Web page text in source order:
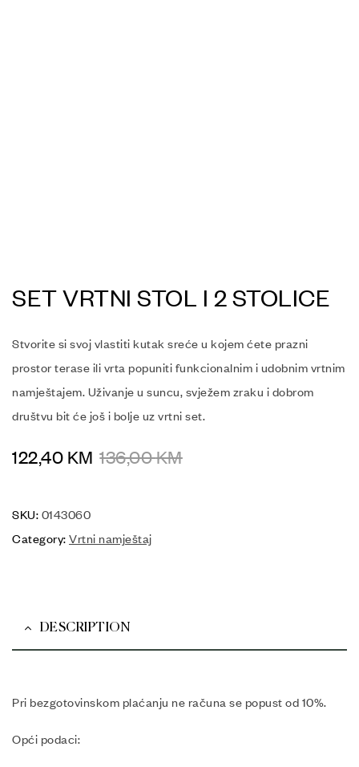
SET VRTNI STOL I 2 STOLICE
Stvorite si svoj vlastiti kutak sreće u kojem ćete prazni
prostor terase ili vrta popuniti funkcionalnim i udobnim vrtnim
namještajem. Uživanje u suncu, svježem zraku i dobrom
društvu bit će još i bolje uz vrtni set.
136,00KM
122,40 KM
SKU: 0143060
Category: Vrtni namještaj
DESCRIPTION
Pri bezgotovinskom plaćanju ne računa se popust od 10%.
Opći podaci: